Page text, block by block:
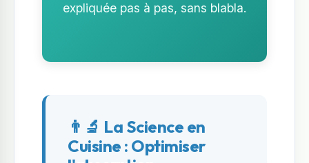
expliquée pas à pas, sans blabla.
👨‍🔬 La Science en
Cuisine : Optimiser